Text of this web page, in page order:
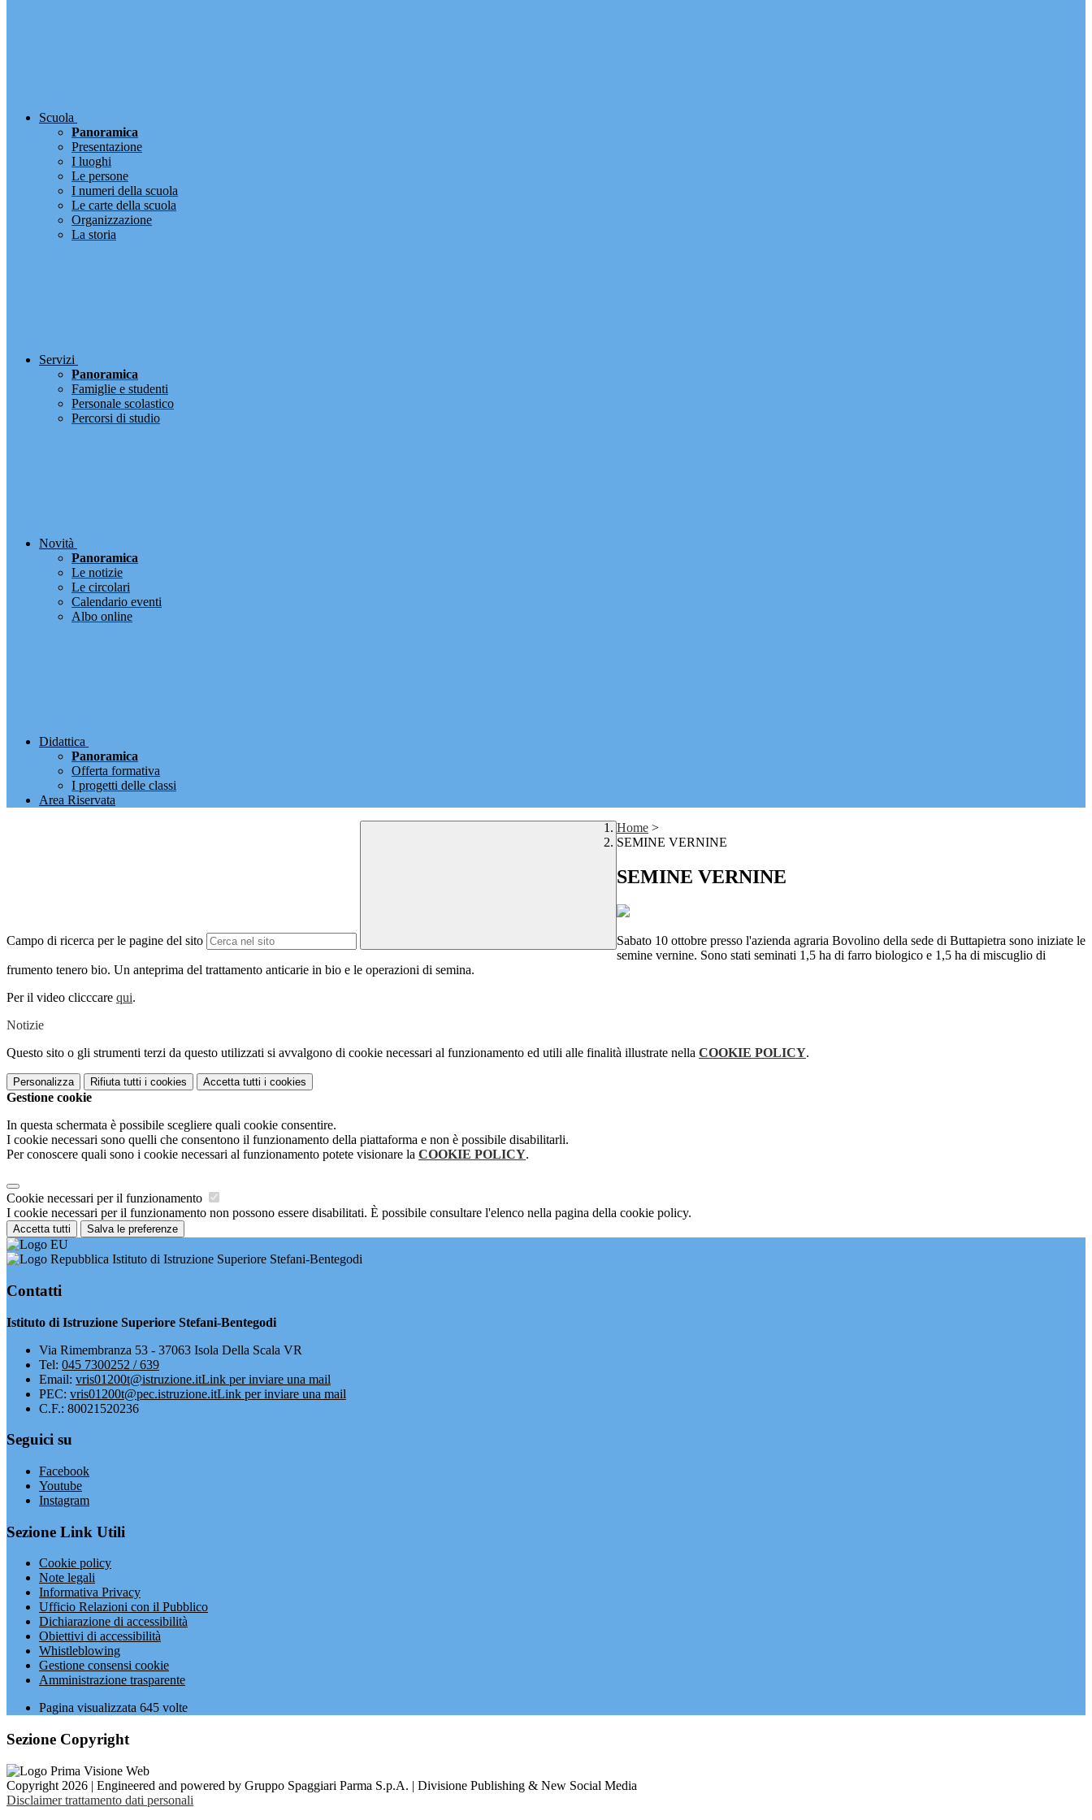
Scuola
Panoramica
Presentazione
I luoghi
Le persone
I numeri della scuola
Le carte della scuola
Organizzazione
La storia
Servizi
Panoramica
Famiglie e studenti
Personale scolastico
Percorsi di studio
Novità
Panoramica
Le notizie
Le circolari
Calendario eventi
Albo online
Didattica
Panoramica
Offerta formativa
I progetti delle classi
Area Riservata
Campo di ricerca per le pagine del sito
Home >
SEMINE VERNINE
SEMINE VERNINE
Sabato 10 ottobre presso l'azienda agraria Bovolino della sede di Buttapietra sono iniziate le
semine vernine. Sono stati seminati 1,5 ha di farro biologico e 1,5 ha di miscuglio di
frumento tenero bio. Un anteprima del trattamento anticarie in bio e le operazioni di semina.
Per il video clicccare qui.
Notizie
Questo sito o gli strumenti terzi da questo utilizzati si avvalgono di cookie necessari al funzionamento ed utili alle finalità illustrate nella COOKIE POLICY.
Personalizza Rifiuta tutti i cookies Accetta tutti i cookies
Gestione cookie
In questa schermata è possibile scegliere quali cookie consentire.
I cookie necessari sono quelli che consentono il funzionamento della piattaforma e non è possibile disabilitarli.
Per conoscere quali sono i cookie necessari al funzionamento potete visionare la COOKIE POLICY.
Cookie necessari per il funzionamento
I cookie necessari per il funzionamento non possono essere disabilitati. È possibile consultare l'elenco nella pagina della cookie policy.
Accetta tutti Salva le preferenze
Istituto di Istruzione Superiore Stefani-Bentegodi
Contatti
Istituto di Istruzione Superiore Stefani-Bentegodi
Via Rimembranza 53 - 37063 Isola Della Scala VR
Tel: 045 7300252 / 639
Email: vris01200t@istruzione.itLink per inviare una mail
PEC: vris01200t@pec.istruzione.itLink per inviare una mail
C.F.: 80021520236
Seguici su
Facebook
Youtube
Instagram
Sezione Link Utili
Cookie policy
Note legali
Informativa Privacy
Ufficio Relazioni con il Pubblico
Dichiarazione di accessibilità
Obiettivi di accessibilità
Whistleblowing
Gestione consensi cookie
Amministrazione trasparente
Pagina visualizzata 645 volte
Sezione Copyright
Copyright 2026 | Engineered and powered by Gruppo Spaggiari Parma S.p.A. | Divisione Publishing & New Social Media
Disclaimer trattamento dati personali